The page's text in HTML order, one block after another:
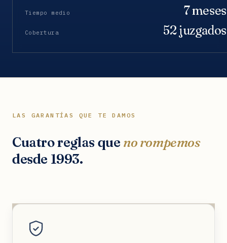
Tiempo medio 7 meses
Cobertura 52 juzgados
LAS GARANTÍAS QUE TE DAMOS
Cuatro reglas que no rompemos
desde 1993.